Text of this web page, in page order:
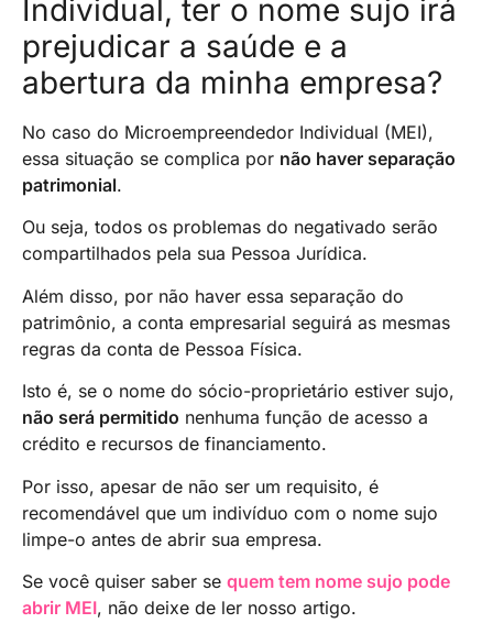
Individual, ter o nome sujo irá
prejudicar a saúde e a
abertura da minha empresa?
No caso do Microempreendedor Individual (MEI),
essa situação se complica por não haver separação
patrimonial.
Ou seja, todos os problemas do negativado serão
compartilhados pela sua Pessoa Jurídica.
Além disso, por não haver essa separação do
patrimônio, a conta empresarial seguirá as mesmas
regras da conta de Pessoa Física.
Isto é, se o nome do sócio-proprietário estiver sujo,
não será permitido nenhuma função de acesso a
crédito e recursos de financiamento.
Por isso, apesar de não ser um requisito, é
recomendável que um indivíduo com o nome sujo
limpe-o antes de abrir sua empresa.
Se você quiser saber se quem tem nome sujo pode
abrir MEI, não deixe de ler nosso artigo.